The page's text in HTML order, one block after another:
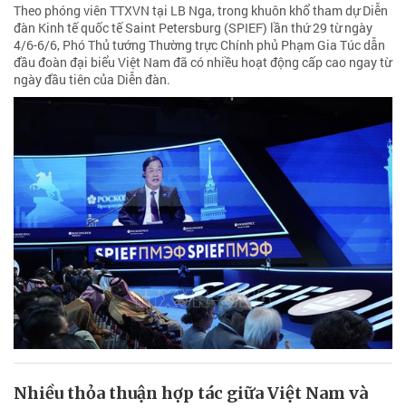
Theo phóng viên TTXVN tại LB Nga, trong khuôn khổ tham dự Diễn
đàn Kinh tế quốc tế Saint Petersburg (SPIEF) lần thứ 29 từ ngày
4/6-6/6, Phó Thủ tướng Thường trực Chính phủ Phạm Gia Túc dẫn
đầu đoàn đại biểu Việt Nam đã có nhiều hoạt động cấp cao ngay từ
ngày đầu tiên của Diễn đàn.
Nhiều thỏa thuận hợp tác giữa Việt Nam và